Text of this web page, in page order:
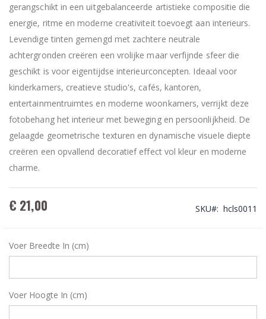
gerangschikt in een uitgebalanceerde artistieke compositie die
energie, ritme en moderne creativiteit toevoegt aan interieurs.
Levendige tinten gemengd met zachtere neutrale
achtergronden creëren een vrolijke maar verfijnde sfeer die
geschikt is voor eigentijdse interieurconcepten. Ideaal voor
kinderkamers, creatieve studio's, cafés, kantoren,
entertainmentruimtes en moderne woonkamers, verrijkt deze
fotobehang het interieur met beweging en persoonlijkheid. De
gelaagde geometrische texturen en dynamische visuele diepte
creëren een opvallend decoratief effect vol kleur en moderne
charme.
€ 21,00 SKU hcls0011
Voer Breedte In (cm)
Voer Hoogte In (cm)